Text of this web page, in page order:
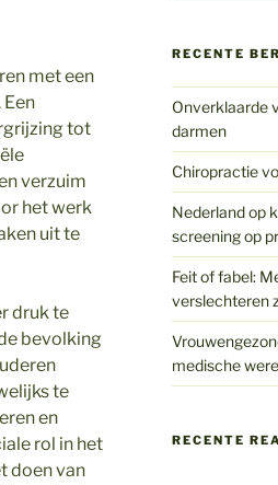
met een
tot
verzuim
het werk
uit te
druk te
bevolking
te
en
rol in het
doen van
RECENTE
Onverklaarde
darmen
Chiropractie
Nederland op
screening op
Feit of fabel:
verslechteren
medische
RECENTE